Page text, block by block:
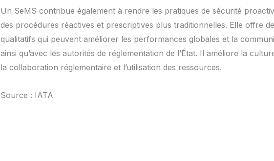
Un SeMS contribue également à rendre les pratiques de sécurité
des procédures réactives et prescriptives plus traditionnelles. Elle offre
qualitatifs qui peuvent améliorer les performances globales et la
ainsi qu’avec les autorités de réglementation de l’État. Il améliore la
la collaboration réglementaire et l’utilisation des ressources.
Source : IATA